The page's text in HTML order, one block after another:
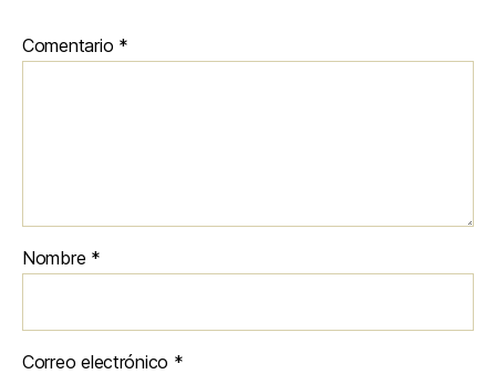
Comentario *
Nombre *
Correo electrónico *